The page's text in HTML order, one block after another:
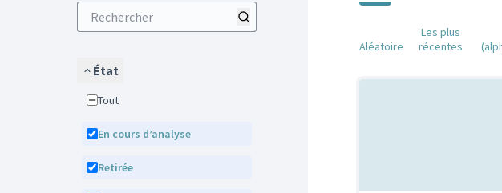
État
Tout
En cours d’analyse
Retirée
Aléatoire
Les plus
récentes